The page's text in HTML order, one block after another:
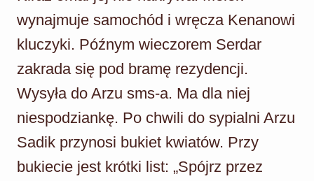
wynajmuje samochód i wręcza Kenanowi
kluczyki. Późnym wieczorem Serdar
zakrada się pod bramę rezydencji.
Wysyła do Arzu sms-a. Ma dla niej
niespodziankę. Po chwili do sypialni Arzu
Sadik przynosi bukiet kwiatów. Przy
bukiecie jest krótki list: „Spójrz przez